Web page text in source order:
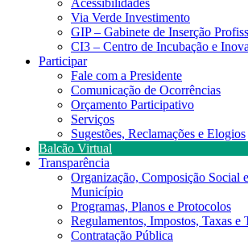
Acessibilidades
Via Verde Investimento
GIP – Gabinete de Inserção
CI3 – Centro de Incubação e
Participar
Fale com a Presidente
Comunicação de Ocorrências
Orçamento Participativo
Serviços
Sugestões, Reclamações e Elogios
Balcão Virtual
Transparência
Organização, Composição Social
Município
Programas, Planos e Protocolos
Regulamentos, Impostos, Taxas e
Contratação Pública